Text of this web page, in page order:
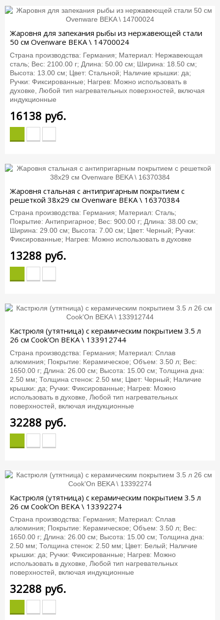
Жаровня для запекания рыбы из нержавеющей стали
50 см Ovenware BEKA \ 14700024
Страна производства: Германия; Материал: Нержавеющая
сталь; Вес: 2100.00 г; Длина: 50.00 см; Ширина: 18.50 см;
Высота: 13.00 см; Цвет: Стальной; Наличие крышки: да;
Ручки: Фиксированные; Нагрев: Можно использовать в
духовке, Любой тип нагревательных поверхностей, включая
индукционные
16138 руб.
Жаровня стальная с антипригарным покрытием с
решеткой 38x29 см Ovenware BEKA \ 16370384
Страна производства: Германия; Материал: Сталь;
Покрытие: Антипригарное; Вес: 900.00 г; Длина: 38.00 см;
Ширина: 29.00 см; Высота: 7.00 см; Цвет: Черный; Ручки:
Фиксированные; Нагрев: Можно использовать в духовке
13288 руб.
Кастрюля (утятница) с керамическим покрытием 3.5 л
26 см Cook'On BEKA \ 133912744
Страна производства: Германия; Материал: Сплав
алюминия; Покрытие: Керамическое; Объем: 3.50 л; Вес:
1650.00 г; Длина: 26.00 см; Высота: 15.00 см; Толщина дна:
2.50 мм; Толщина стенок: 2.50 мм; Цвет: Черный; Наличие
крышки: да; Ручки: Фиксированные; Нагрев: Можно
использовать в духовке, Любой тип нагревательных
поверхностей, включая индукционные
32288 руб.
Кастрюля (утятница) с керамическим покрытием 3.5 л
26 см Cook'On BEKA \ 13392274
Страна производства: Германия; Материал: Сплав
алюминия; Покрытие: Керамическое; Объем: 3.50 л; Вес:
1650.00 г; Длина: 26.00 см; Высота: 15.00 см; Толщина дна:
2.50 мм; Толщина стенок: 2.50 мм; Цвет: Белый; Наличие
крышки: да; Ручки: Фиксированные; Нагрев: Можно
использовать в духовке, Любой тип нагревательных
поверхностей, включая индукционные
32288 руб.